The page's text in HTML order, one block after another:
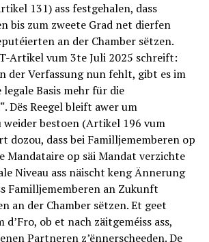
131) ass festgehalen, dass
bis zum zweete Grad net dierfen
an der Chamber sëtzen.
Artikel vum 3te Juli 2025 schreift:
der Verfassung nun fehlt, gibt es im
legale Basis mehr für die
Dës Reegel bleift awer um
weider bestoen (Artikel 196 vum
dozou, dass bei Familljememberen op
Mandataire op säi Mandat verzichte
Niveau ass näischt keng Ännerung
Familljememberen an Zukunft
an der Chamber sëtzen. Et geet
d’Fro, ob et nach zäitgeméiss ass,
Partneren z’ënnerscheeden. De